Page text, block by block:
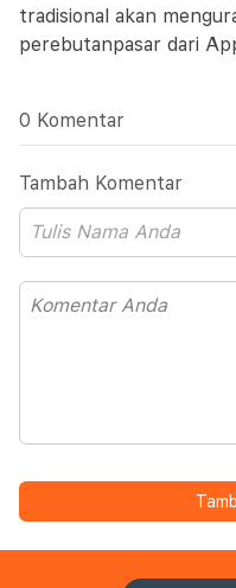
tradisional akan
perebutanpasar dari
0 Komentar
Tambah Komentar